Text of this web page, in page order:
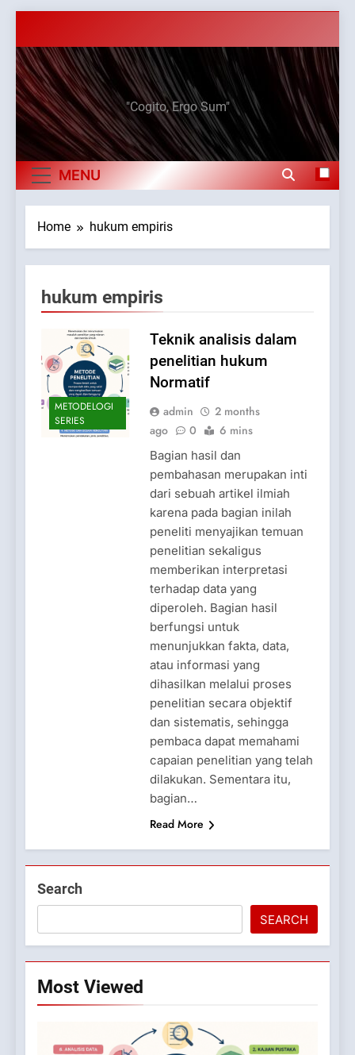
content
Elan Jaelani
"Cogito, Ergo Sum"
MENU
Home hukum empiris
hukum empiris
METODELOGI
SERIES
Teknik analisis dalam
penelitian hukum
Normatif
admin
2 months
ago
0 6 mins
Bagian hasil dan
pembahasan merupakan inti
dari sebuah artikel ilmiah
karena pada bagian inilah
peneliti menyajikan temuan
penelitian sekaligus
memberikan interpretasi
terhadap data yang
diperoleh. Bagian hasil
berfungsi untuk
menunjukkan fakta, data,
atau informasi yang
dihasilkan melalui proses
penelitian secara objektif
dan sistematis, sehingga
pembaca dapat memahami
capaian penelitian yang telah
dilakukan. Sementara itu,
bagian…
Read More
Search
SEARCH
Most Viewed